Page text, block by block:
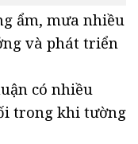
ẩm, mưa nhiều
và phát triển
có nhiều
trong khi tường